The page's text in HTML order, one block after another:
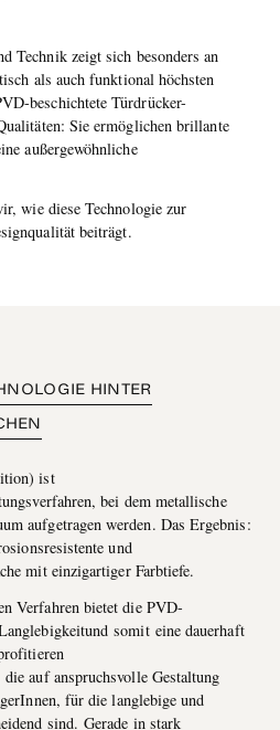
Technik zeigt sich besonders an
als auch funktional höchsten
beschichtete Türdrücker-
Sie ermöglichen brillante
außergewöhnliche
wie diese Technologie zur
beiträgt.
HINTER
ist
bei dem metallische
aufgetragen werden. Das Ergebnis:
und
mit einzigartiger Farbtiefe.
Verfahren bietet die PVD-
somit eine dauerhaft
auf anspruchsvolle Gestaltung
für die langlebige und
sind. Gerade in stark